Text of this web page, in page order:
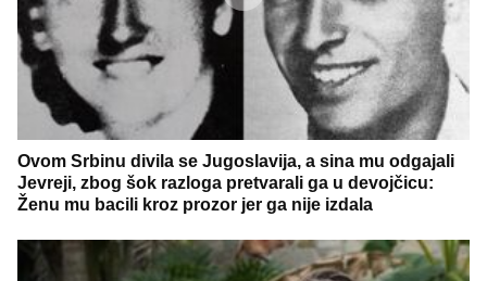
Ovom Srbinu divila se Jugoslavija, a sina mu odgajali
Jevreji, zbog šok razloga pretvarali ga u devojčicu:
Ženu mu bacili kroz prozor jer ga nije izdala